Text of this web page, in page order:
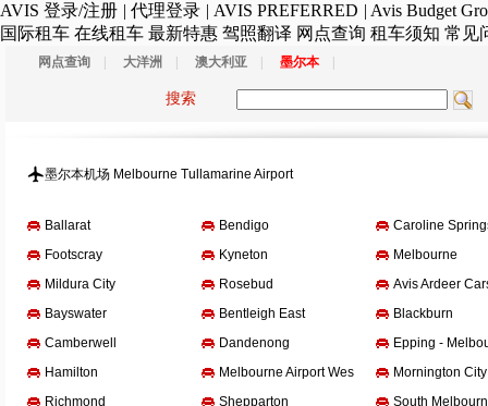
AVIS 登录/注册 | 代理登录 | AVIS PREFERRED | Avis Budget
国际租车 在线租车 最新特惠 驾照翻译 网点查询 租车须知 常见
网点查询 大洋洲 澳大利亚 墨尔本
搜索
墨尔本机场 Melbourne Tullamarine Airport
Ballarat Bendigo
Caroline
Footscray
Kyneton
Melbourne
Mildura City
Rosebud
Avis Ardeer
Bayswater
Bentleigh East
Blackburn
Camberwell
Dandenong
Epping -
Hamilton
Melbourne Airport West
Mornington
Richmond
Shepparton
South